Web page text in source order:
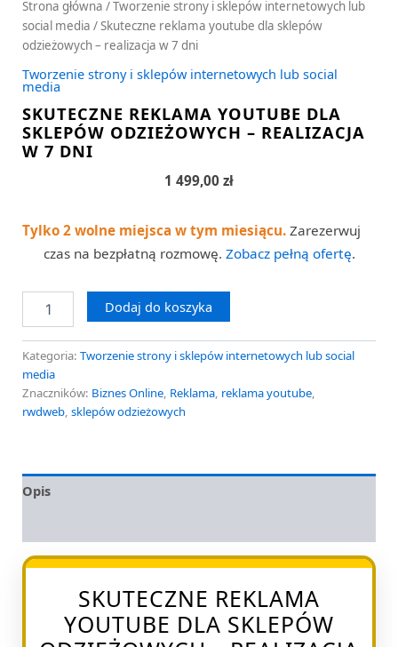
Strona główna /Tworzenie strony i sklepów internetowych lub
social media / Skuteczne reklama youtube dla sklepów
odzieżowych – realizacja w 7 dni
Tworzenie strony i sklepów internetowych lub social
media
SKUTECZNE REKLAMA YOUTUBE DLA
SKLEPÓW ODZIEŻOWYCH – REALIZACJA
W 7 DNI
1 499,00 zł
Tylko 2 wolne miejsca w tym miesiącu. Zarezerwuj
czas na bezpłatną rozmowę. Zobacz pełną ofertę.
Dodaj do koszyka
Kategoria: Tworzenie strony i sklepów internetowych lub social
media
Znaczników: Biznes Online, Reklama, reklama youtube,
rwdweb, sklepów odzieżowych
Opis
SKUTECZNE REKLAMA
YOUTUBE DLA SKLEPÓW